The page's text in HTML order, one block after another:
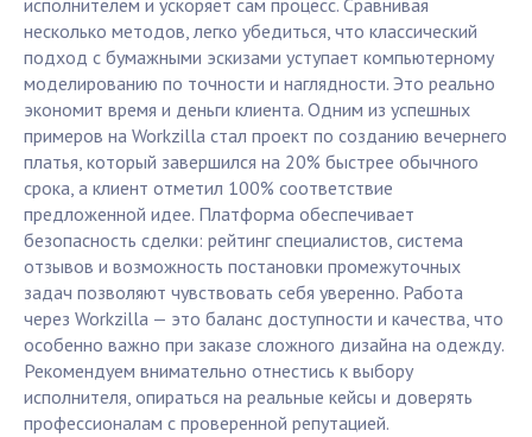
исполнителем и ускоряет сам процесс. Сравнивая
несколько методов, легко убедиться, что классический
подход с бумажными эскизами уступает компьютерному
моделированию по точности и наглядности. Это реально
экономит время и деньги клиента. Одним из успешных
примеров на Workzilla стал проект по созданию вечернего
платья, который завершился на 20% быстрее обычного
срока, а клиент отметил 100% соответствие
предложенной идее. Платформа обеспечивает
безопасность сделки: рейтинг специалистов, система
отзывов и возможность постановки промежуточных
задач позволяют чувствовать себя уверенно. Работа
через Workzilla — это баланс доступности и качества, что
особенно важно при заказе сложного дизайна на одежду.
Рекомендуем внимательно отнестись к выбору
исполнителя, опираться на реальные кейсы и доверять
профессионалам с проверенной репутацией.